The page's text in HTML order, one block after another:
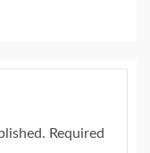
Required